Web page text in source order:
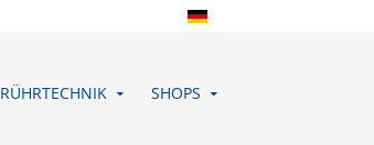
RÜHRTECHNIK SHOPS